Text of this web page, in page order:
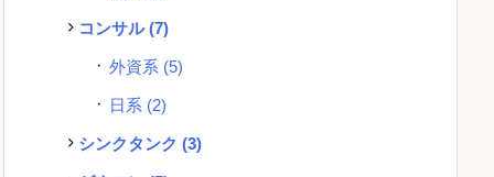
コンサル(7)
外資系 (5)
日系 (2)
シンクタンク (3)